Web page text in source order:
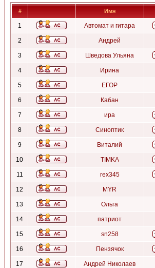
# Имя
1 Автомат и гитара
2 Андрей
3 Шведова Ульяна
4 Ирина
5 ЕГОР
6 Кабан
7 ира
8 Синоптик
9 Виталий
10 TIMKA
11 rex345
12 MYR
13 Ольга
14 патриот
15 sn258
16 Пензячок
17 Андрей Николаев